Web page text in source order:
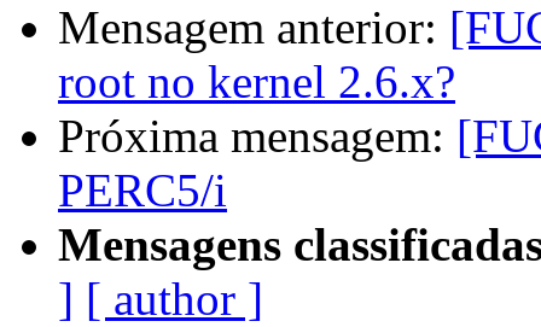
Mensagem anterior:
root no kernel 2.6.x?
Próxima mensagem:
PERC5/i
Mensagens
] [ author ]